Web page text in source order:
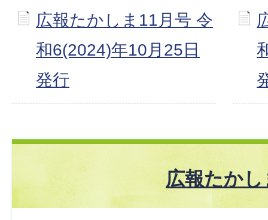
広報たかしま11月号 令
和6(2024)年10月25日
発行
広報たかし